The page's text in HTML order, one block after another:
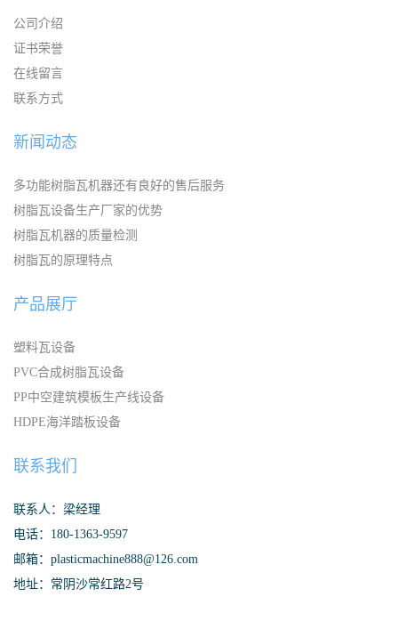
公司介绍
证书荣誉
在线留言
联系方式
新闻动态
多功能树脂瓦机器还有良好的售后服务
树脂瓦设备生产厂家的优势
树脂瓦机器的质量检测
树脂瓦的原理特点
产品展厅
塑料瓦设备
PVC合成树脂瓦设备
PP中空建筑模板生产线设备
HDPE海洋踏板设备
联系我们
联系人：梁经理
电话：180-1363-9597
邮箱：plasticmachine888@126.com
地址：常阴沙常红路2号